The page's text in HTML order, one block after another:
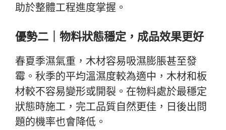
助於整體工程進度掌握。
優勢二｜物料狀態穩定，成品效果更好
春夏季濕氣重，木材容易吸濕膨脹甚至發
霉。秋季的平均溫濕度較為適中，木材和板
材較不容易變形或開裂。在物料處於最穩定
狀態時施工，完工品質自然更佳，日後出問
題的機率也會降低。